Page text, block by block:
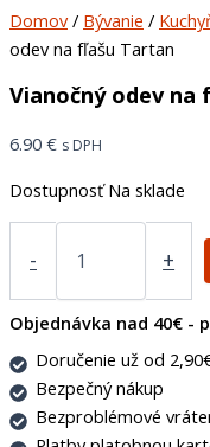
Domov/ Bývanie /
odev na fľašu Tartan
Vianočný odev na
6.90 € s DPH
Dostupnosť Na sklade
- +
Objednávka nad 40€ -
Doručenie už od
Bezpečný nákup
Bezproblémové